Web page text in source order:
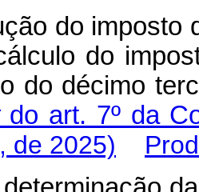
do
do
do décimo
do art. 7º da
de 2025)